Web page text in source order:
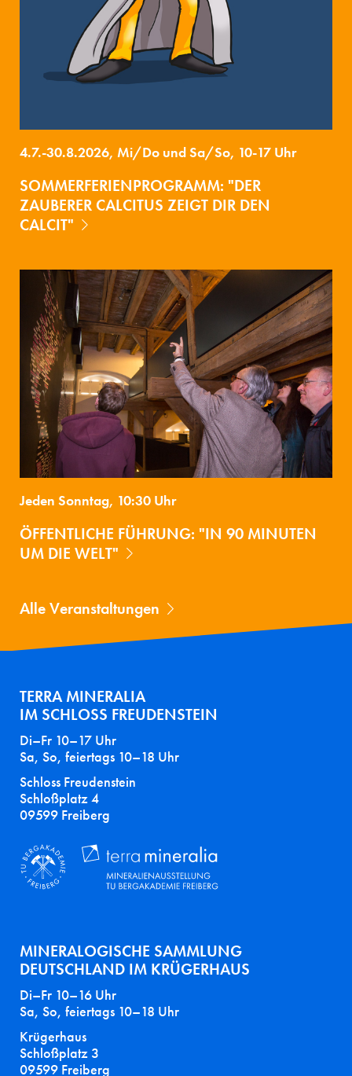
4.7.-30.8.2026, Mi/Do und Sa/So, 10-17 Uhr
SOMMERFERIENPROGRAMM: "DER
ZAUBERER CALCITUS ZEIGT DIR DEN
CALCIT"
Jeden Sonntag, 10:30 Uhr
ÖFFENTLICHE FÜHRUNG: "IN 90 MINUTEN
UM DIE WELT"
Alle Veranstaltungen
TERRA MINERALIA
IM SCHLOSS FREUDENSTEIN
Di–Fr 10–17 Uhr
Sa, So, feiertags 10–18 Uhr
Schloss Freudenstein
Schloßplatz 4
09599 Freiberg
MINERALOGISCHE SAMMLUNG
DEUTSCHLAND IM KRÜGERHAUS
Di–Fr 10–16 Uhr
Sa, So, feiertags 10–18 Uhr
Krügerhaus
Schloßplatz 3
09599 Freiberg